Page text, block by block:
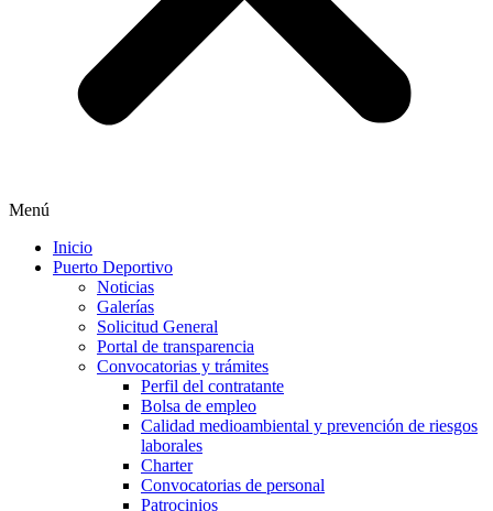
Menú
Inicio
Puerto Deportivo
Noticias
Galerías
Solicitud General
Portal de transparencia
Convocatorias y trámites
Perfil del contratante
Bolsa de empleo
Calidad medioambiental y prevención de riesgos
laborales
Charter
Convocatorias de personal
Patrocinios